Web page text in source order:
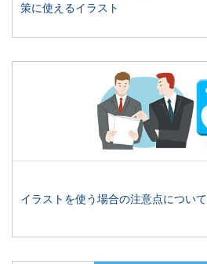
策に使えるイラスト
イラストを使う場合の注意点について